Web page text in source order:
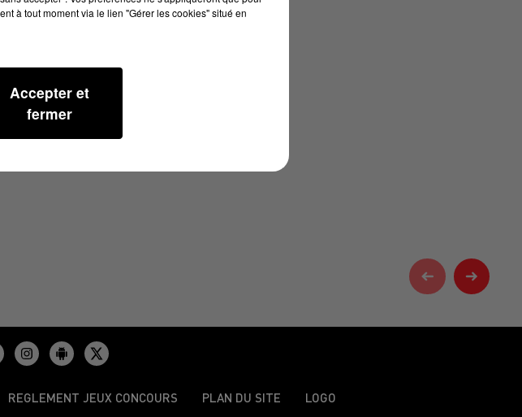
REGLEMENT JEUX CONCOURS PLAN DU SITE LOGO
à tout moment via le lien "Gérer les cookies" situé en
Accepter et
fermer